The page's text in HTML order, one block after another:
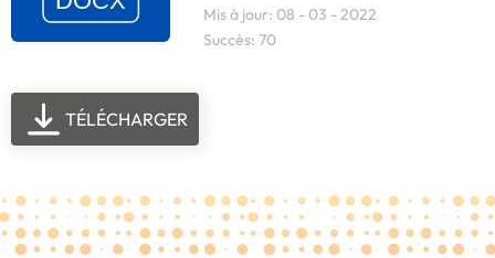
Mis à jour: 08 - 03 - 2022
Succès: 70
TÉLÉCHARGER